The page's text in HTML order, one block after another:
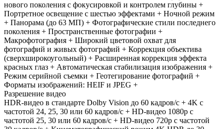
нового поколения с фокусировкой и контролем глубины +
Портретное освещение с шестью эффектами + Ночной режим
+ Панорама (до 63 МП) + Фотографические стили последнего
поколения + Пространственные фотографии +
Макрофотография + Широкий цветовой охват для
фотографий и живых фотографий + Коррекция объектива
(сверхширокоугольный) + Расширенная коррекция эффекта
красных глаз + Автоматическая стабилизация изображения +
Режим серийной съемки + Геотегирование фотографий +
Форматы изображений: HEIF и JPEG +
Разрешение видео
HDR‑видео в стандарте Dolby Vision до 60 кадров/ с + 4K с
частотой 24, 25, 30 или 60 кадров/ с + HD-видео 1080p с
частотой 25, 30 или 60 кадров/ с + HD-видео 720p с частотой